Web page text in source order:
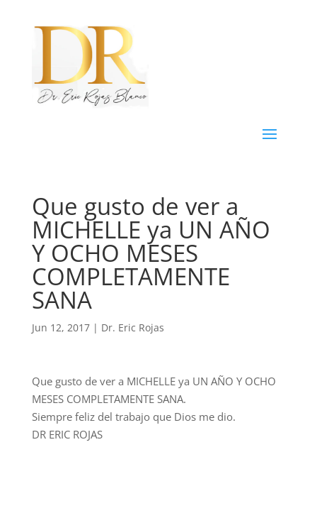
Que gusto de ver a
MICHELLE ya UN AÑO
Y OCHO MESES
COMPLETAMENTE
SANA
Jun 12, 2017| Dr. Eric Rojas
Que gusto de ver a MICHELLE ya UN AÑO Y OCHO
MESES COMPLETAMENTE SANA.
Siempre feliz del trabajo que Dios me dio.
DR ERIC ROJAS